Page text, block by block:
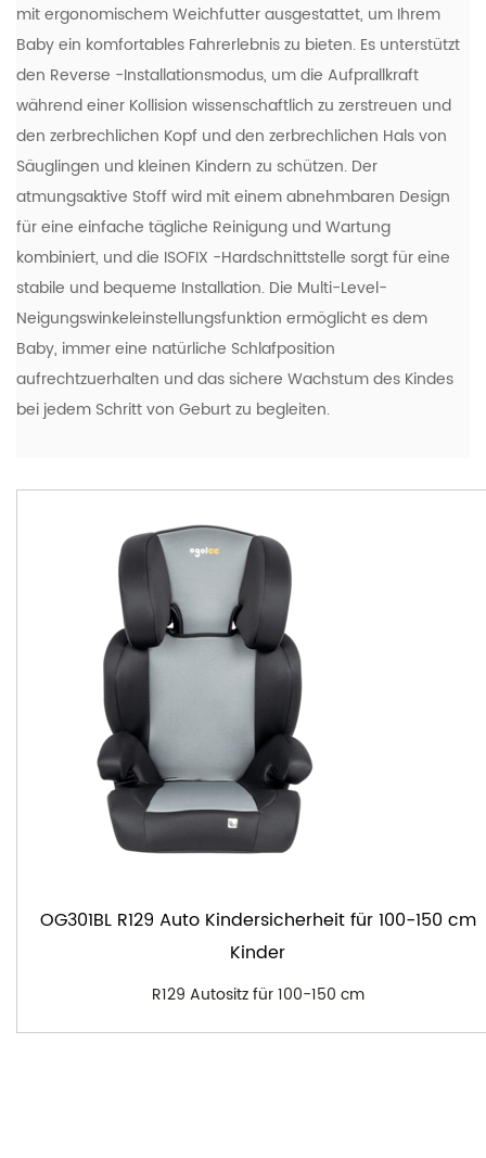
mit ergonomischem Weichfutter ausgestattet, um Ihrem
Baby ein komfortables Fahrerlebnis zu bieten. Es unterstützt
den Reverse -Installationsmodus, um die Aufprallkraft
während einer Kollision wissenschaftlich zu zerstreuen und
den zerbrechlichen Kopf und den zerbrechlichen Hals von
Säuglingen und kleinen Kindern zu schützen. Der
atmungsaktive Stoff wird mit einem abnehmbaren Design
für eine einfache tägliche Reinigung und Wartung
kombiniert, und die ISOFIX -Hardschnittstelle sorgt für eine
stabile und bequeme Installation. Die Multi-Level-
Neigungswinkeleinstellungsfunktion ermöglicht es dem
Baby, immer eine natürliche Schlafposition
aufrechtzuerhalten und das sichere Wachstum des Kindes
bei jedem Schritt von Geburt zu begleiten.
OG301BL R129 Auto Kindersicherheit für 100-150 cm
Kinder
R129 Autositz für 100-150 cm